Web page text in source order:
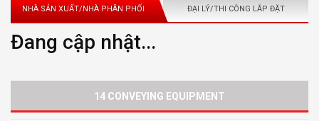
NHÀ SẢN XUẤT/NHÀ PHÂN PHỐI ĐẠI LÝ/THI CÔNG LẮP ĐẶT
Đang cập nhật...
14 CONVEYING EQUIPMENT